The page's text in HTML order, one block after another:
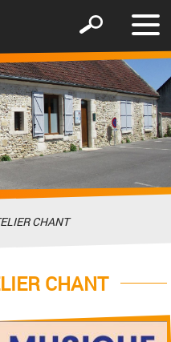
le
Afficher
formulaire
de
recherche
CHANT
CHANT